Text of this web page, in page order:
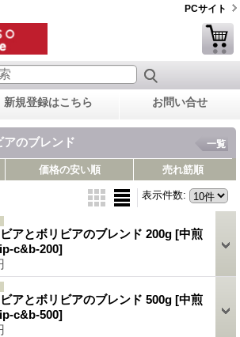
PCサイト
新規登録はこちら お問い合せ
アのブレンド 一覧
価格の安い順 売れ筋順
表示件数:
アとボリビアのブレンド 200g [中煎
c&b-200]
アとボリビアのブレンド 500g [中煎
c&b-500]